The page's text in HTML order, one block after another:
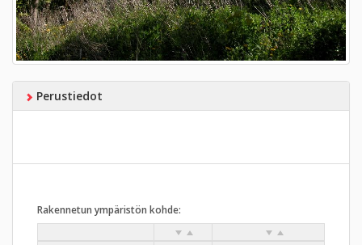
Perustiedot
Rakennetun ympäristön kohde: